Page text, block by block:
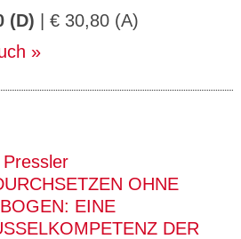
(D) | € 30,80 (A)
OHNE
EINE
DER